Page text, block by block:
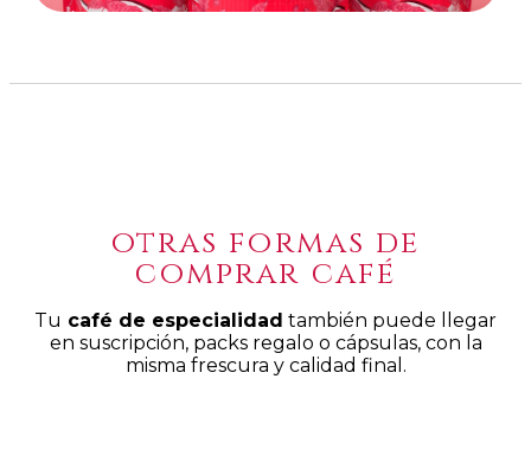
otras formas de
comprar café
Tu café de especialidad también puede llegar
en suscripción, packs regalo o cápsulas, con la
misma frescura y calidad final.